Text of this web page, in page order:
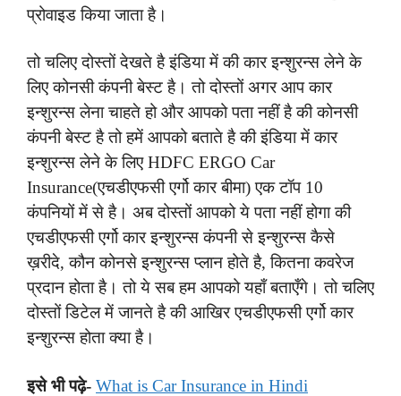
प्रोवाइड किया जाता है।
तो चलिए दोस्तों देखते है इंडिया में की कार इन्शुरन्स लेने के
लिए कोनसी कंपनी बेस्ट है। तो दोस्तों अगर आप कार
इन्शुरन्स लेना चाहते हो और आपको पता नहीं है की कोनसी
कंपनी बेस्ट है तो हमें आपको बताते है की इंडिया में कार
इन्शुरन्स लेने के लिए HDFC ERGO Car
Insurance(एचडीएफसी एर्गो कार बीमा) एक टॉप 10
कंपनियों में से है। अब दोस्तों आपको ये पता नहीं होगा की
एचडीएफसी एर्गो कार इन्शुरन्स कंपनी से इन्शुरन्स कैसे
ख़रीदे, कौन कोनसे इन्शुरन्स प्लान होते है, कितना कवरेज
प्रदान होता है। तो ये सब हम आपको यहाँ बताएँगे। तो चलिए
दोस्तों डिटेल में जानते है की आखिर एचडीएफसी एर्गो कार
इन्शुरन्स होता क्या है।
इसे भी पढ़े- What is Car Insurance in Hindi